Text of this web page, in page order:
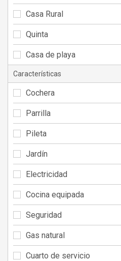
Casa Rural
Quinta
Casa de playa
Características
Cochera
Parrilla
Pileta
Jardín
Electricidad
Cocina equipada
Seguridad
Gas natural
Cuarto de servicio